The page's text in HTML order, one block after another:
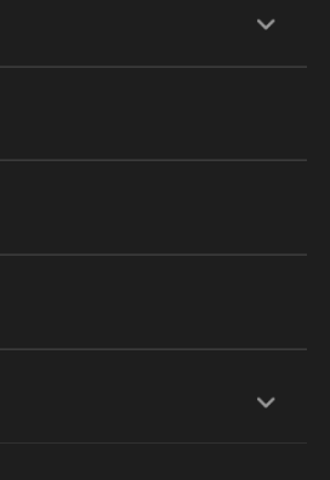
职业技能培训 兴趣培训
ERP 企微SCRM